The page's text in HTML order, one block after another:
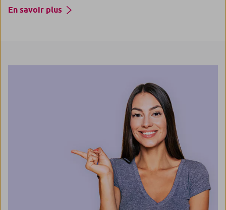
En savoir plus